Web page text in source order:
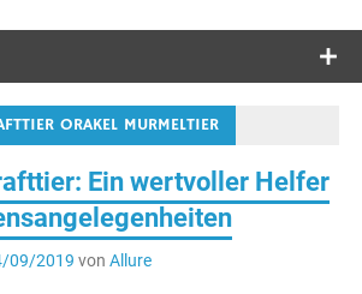
ORAKEL MURMELTIER
Ein wertvoller Helfer
09/2019 von Allure